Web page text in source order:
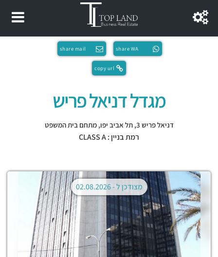
share WA
share mail
copy url
מגדל דניאל פריש
דניאל פריש 3, תל אביב יפו,מתחם בית המשפט
רמת בניין : CLASS A
מצודכן ל -02.08.2026